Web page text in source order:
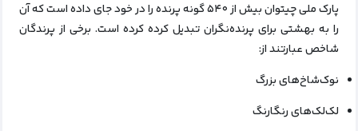
پارک ملی چیتوان بیش از ۵۴۰ گونه پرنده را در خود جای داده است که آن
را به بهشتی برای پرنده‌نگران تبدیل کرده کرده است. برخی از پرندگان
شاخص عبارتند از:
نوک‌شاخ‌های بزرگ
لک‌لک‌های رنگارنگ